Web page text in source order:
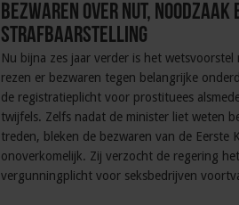
Bezwaren over nut,
strafbaarstelling
Nu bijna zes jaar verder is het
rezen er bezwaren tegen belangrijke
de registratieplicht voor prostituees
twijfels. Zelfs nadat de minister liet weten
treden, bleken de bezwaren van de
onoverkomelijk. Zij verzocht de regering
vergunningplicht voor seksbedrijven